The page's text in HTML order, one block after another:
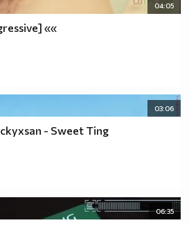
04:05
««
03:06
- Sweet Ting
06:35